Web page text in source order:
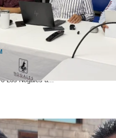
el anillo hídrico;
Alisos y Pueblitos beneficiará a más
Los Nogales a...